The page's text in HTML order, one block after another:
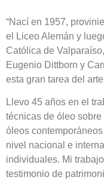
“Nací en 1957,
el Liceo Alemán y
Católica de
Eugenio Dittborn y
esta gran tarea del
Llevo 45 años en el
técnicas de óleo
óleos
nivel nacional e
individuales. Mi
testimonio de